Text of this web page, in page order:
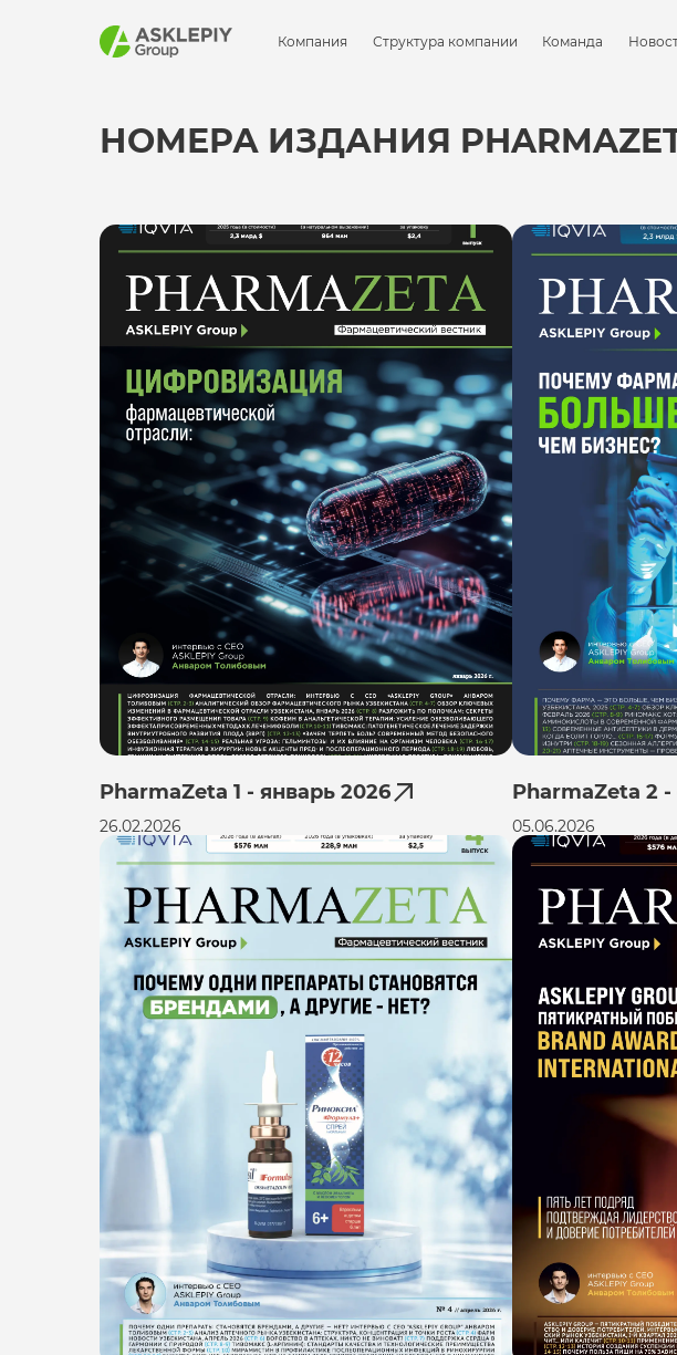
Компания Структура компании Команда
НОМЕРА ИЗДАНИЯ
PharmaZeta 1 - январь 2026
26.02.2026
PharmaZeta 2
05.06.2026